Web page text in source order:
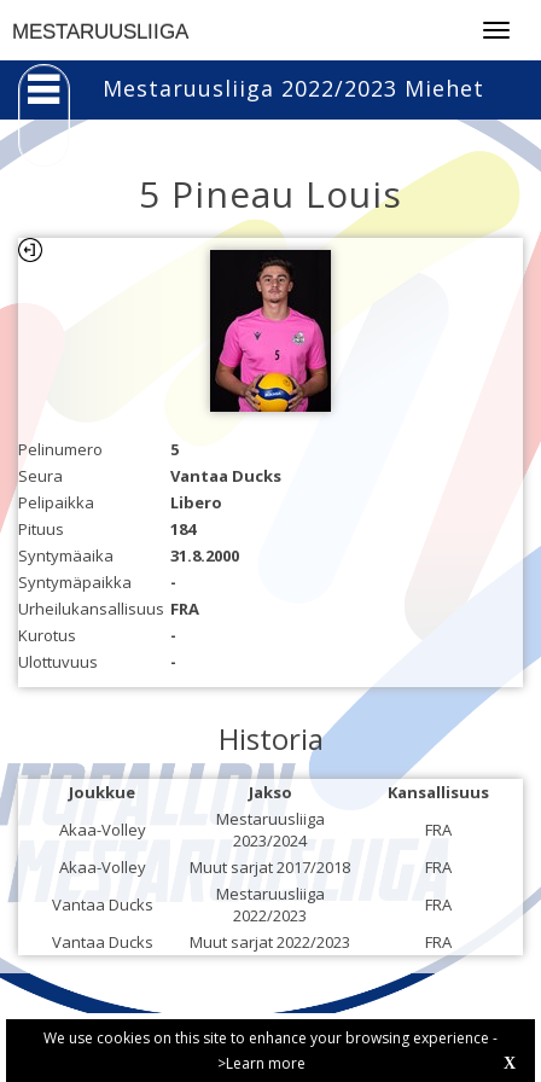
We use cookies on this site to enhance your browsing experience -
>Learn more
X
MESTARUUSLIIGA
Mestaruusliiga 2022/2023 Miehet
5 Pineau Louis
Pelinumero
5
Seura
Vantaa Ducks
Pelipaikka
Libero
Pituus
184
Syntymäaika
31.8.2000
Syntymäpaikka
-
Urheilukansallisuus FRA
Kurotus
-
Ulottuvuus
-
Historia
Joukkue Jakso
Kansallisuus
Akaa-Volley
Mestaruusliiga
2023/2024
FRA
Akaa-Volley
Muut sarjat 2017/2018
FRA
Vantaa Ducks
Mestaruusliiga
2022/2023
FRA
Vantaa Ducks
Muut sarjat 2022/2023 FRA